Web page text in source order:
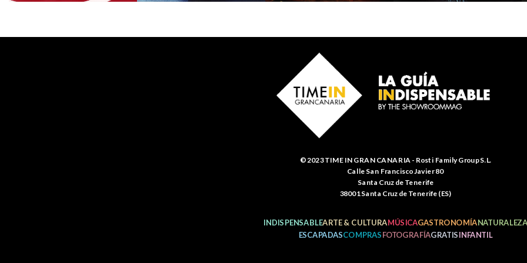
© 2023 TIME IN GRAN CANARIA - Rosti Family Group S.L.
Calle San Francisco Javier 80
Santa Cruz de Tenerife
38001 Santa Cruz de Tenerife (ES)
INDISPENSABLEARTE & CULTURAMÚSICAGASTRONOMÍANATURALEZA
ESCAPADASCOMPRASFOTOGRAFÍAGRATISINFANTIL